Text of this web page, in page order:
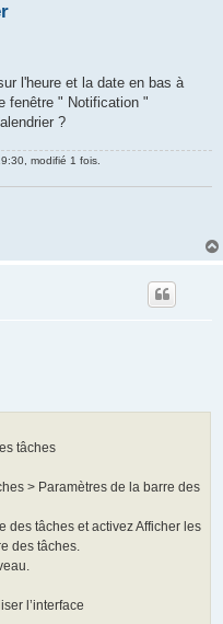
l'heure et la date en bas à
fenêtre " Notification "
?
modifié 1 fois.
tâches
> Paramètres de la barre des
des tâches et activez Afficher les
des tâches.
l’interface